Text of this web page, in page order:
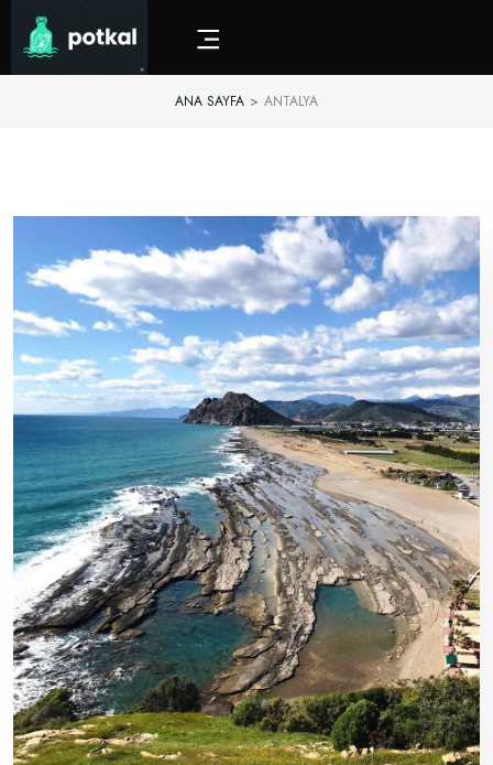
ANA SAYFA > ANTALYA